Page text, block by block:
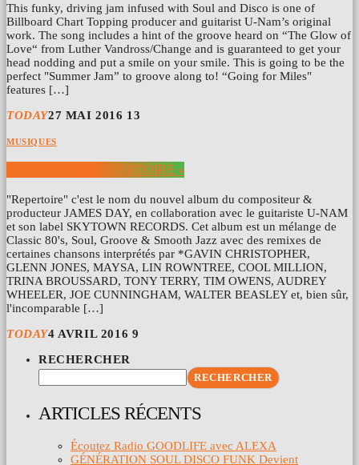
This funky, driving jam infused with Soul and Disco is one of
Billboard Chart Topping producer and guitarist U-Nam’s original
work. The song includes a hint of the groove heard on “The Glow of
Love“ from Luther Vandross/Change and is guaranteed to get your
head nodding and put a smile on your smile. This is going to be the
perfect "Summer Jam” to groove along to! “Going for Miles"
features […]
TODAY27 MAI 2016 13
MUSIQUES
JAMES DAY « REPERTOIRE »
"Repertoire" c'est le nom du nouvel album du compositeur &
producteur JAMES DAY, en collaboration avec le guitariste U-NAM
et son label SKYTOWN RECORDS. Cet album est un mélange de
Classic 80's, Soul, Groove & Smooth Jazz avec des remixes de
certaines chansons interprétés par *GAVIN CHRISTOPHER,
GLENN JONES, MAYSA, LIN ROWNTREE, COOL MILLION,
TRINA BROUSSARD, TONY TERRY, TIM OWENS, AUDREY
WHEELER, JOE CUNNINGHAM, WALTER BEASLEY et, bien sûr,
l'incomparable […]
TODAY4 AVRIL 2016 9
RECHERCHER
RECHERCHER
ARTICLES RÉCENTS
Écoutez Radio GOODLIFE avec ALEXA
GÉNÉRATION SOUL DISCO FUNK Devient